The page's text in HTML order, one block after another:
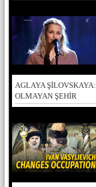
AGLAYA ŞİLOVSKAYA:
OLMAYAN ŞEHİR